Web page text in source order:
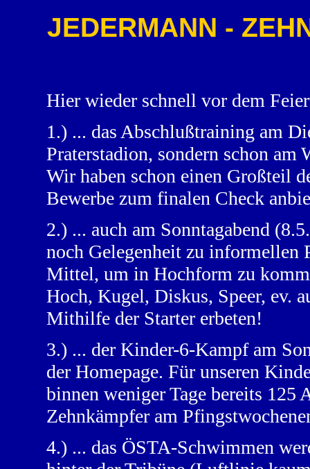
JEDERMANN -
Hier wieder schnell vor dem
1.) ... das Abschlußtraining am
Praterstadion, sondern schon
Wir haben schon einen Großteil
Bewerbe zum finalen Check
2.) ... auch am Sonntagabend
noch Gelegenheit zu informellen
Mittel, um in Hochform zu
Hoch, Kugel, Diskus, Speer, ev.
Mithilfe der Starter erbeten!
3.) ... der Kinder-6-Kampf am
der Homepage. Für unseren
binnen weniger Tage bereits 125
Zehnkämpfer am
4.) ... das ÖSTA-Schwimmen